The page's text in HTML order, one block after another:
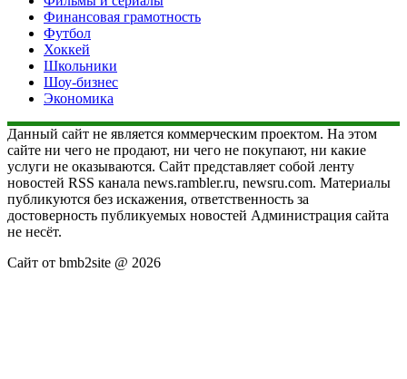
Финансовая грамотность
Футбол
Хоккей
Школьники
Шоу-бизнес
Экономика
Данный сайт не является коммерческим проектом. На этом
сайте ни чего не продают, ни чего не покупают, ни какие
услуги не оказываются. Сайт представляет собой ленту
новостей RSS канала news.rambler.ru, newsru.com. Материалы
публикуются без искажения, ответственность за
достоверность публикуемых новостей Администрация сайта
не несёт.
Сайт от bmb2site @ 2026